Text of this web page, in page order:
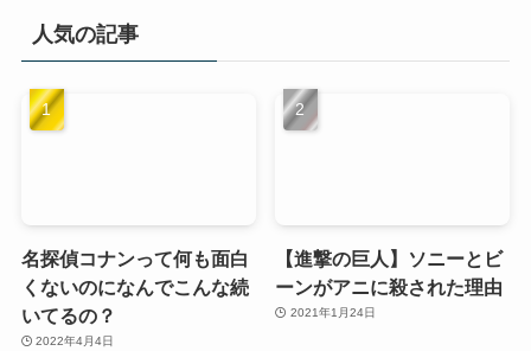
人気の記事
名探偵コナンって何も面白
くないのになんでこんな続
いてるの？
2022年4月4日
【進撃の巨人】ソニーとビ
ーンがアニに殺された理由
2021年1月24日